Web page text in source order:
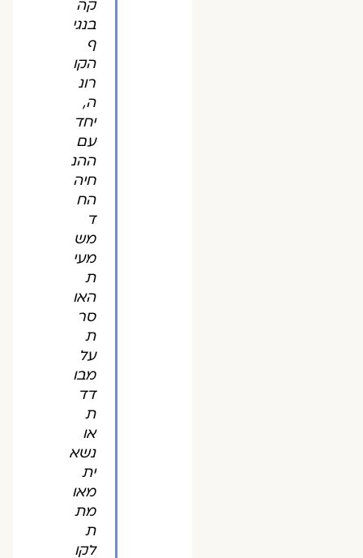
קה
בנגי
ף
הקו
רונ
ה,
יחד
עם
ההנ
חיה
הח
ד
מש
מעי
ת
האו
סר
ת
על
מבו
דד
ת
או
נשא
ית
מאו
מת
ת
לקו